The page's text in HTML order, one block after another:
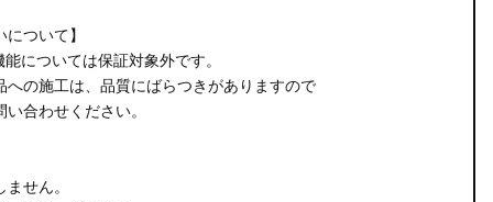
ついて】
については保証対象外です。
の施工は、品質にばらつきがありますので
合わせください。
せん。